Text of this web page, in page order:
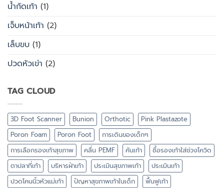
น้ำกัดเท้า (1)
เจ็บหน้าเท้า (2)
เล็บขบ (1)
ปวดหัวเข่า (2)
TAG CLOUD
3D Foot Scanner Bunion Orthotic
Pink Plastazote
Poron Foam
Poron Foot
การเดินของเด็กๆ
การเลือกรองเท้าสุขภาพ
คลื่น PEMF คันเท้า
ซื้อรองเท้าใส่ช่วงโควิด
ตาปลาที่เท้า
บริหารฝ่าเท้า ประเมินสุขภาพเท้า
ประเมินเท้า
ปวดโคนนิ้วหัวแม่เท้า
ปัญหาสุขภาพเท้าในเด็ก
ฟื้นฟูเท้า